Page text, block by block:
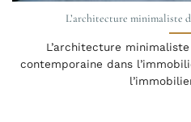
L’architecture minimaliste
L’architecture
contemporaine dans